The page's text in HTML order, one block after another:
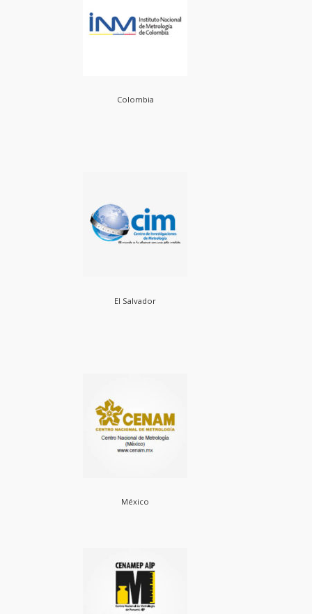
Colombia
El Salvador
México